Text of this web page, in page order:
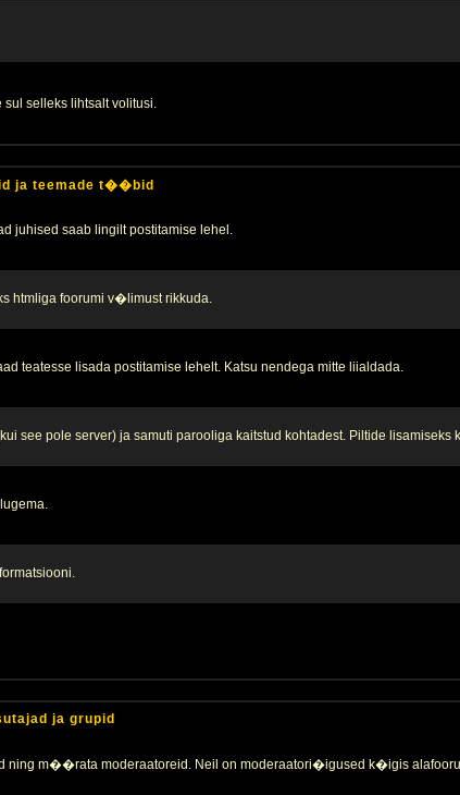
selleks lihtsalt volitusi.
ja teemade t��bid
juhised saab lingilt postitamise lehel.
htmliga foorumi v�limust rikkuda.
teatesse lisada postitamise lehelt. Katsu nendega mitte liialdada.
see pole server) ja samuti parooliga kaitstud kohtadest. Piltide
ja grupid
m��rata moderaatoreid. Neil on moderaatori�igused k�igis